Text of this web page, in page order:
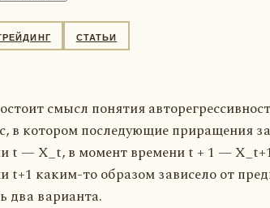
СТАТЬИ
смысл понятия
в котором последующие приращения
t — X_t, в момент времени t + 1 —
t+1 каким-то образом зависело от
два варианта.